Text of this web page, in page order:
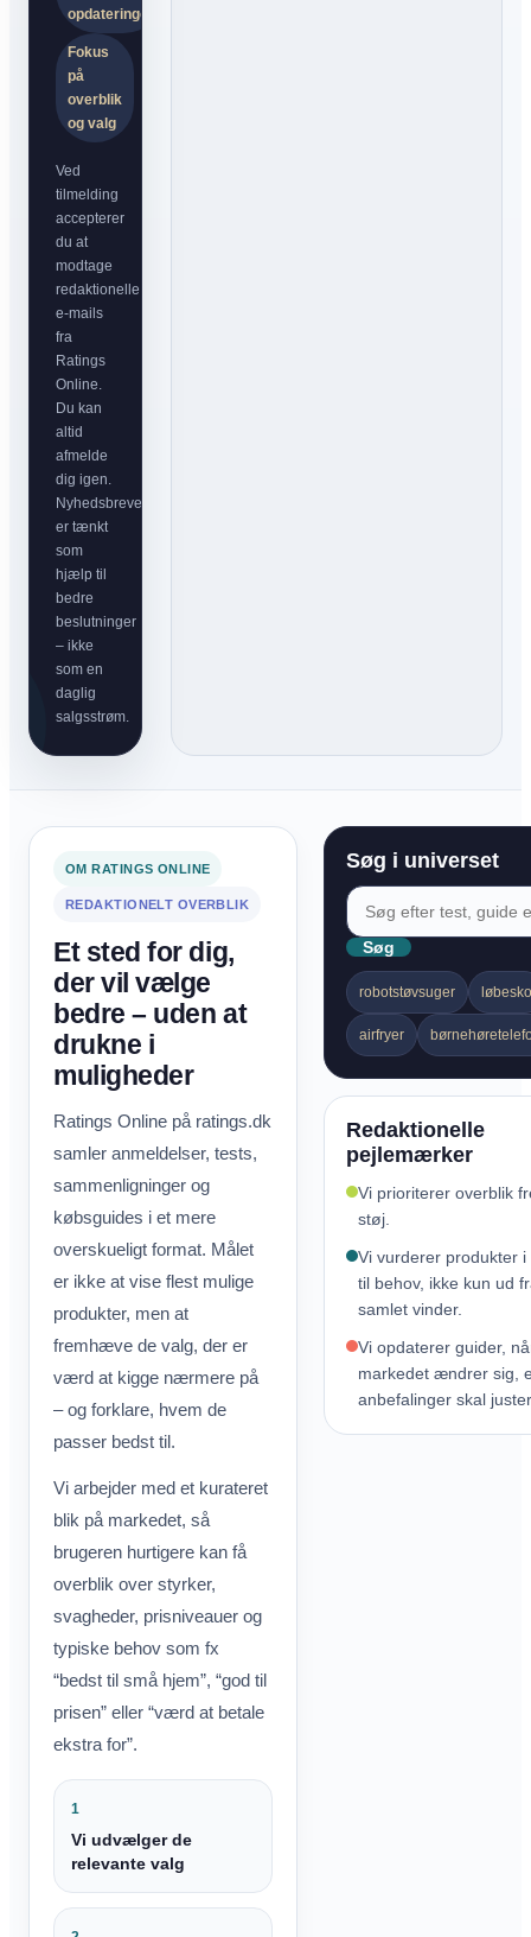
opdateringer
Fokus
på
overblik
og valg
Ved
tilmelding
accepterer
du at
modtage
redaktionelle
e-mails
fra
Ratings
Online.
Du kan
altid
afmelde
dig igen.
Nyhedsbrevet
er tænkt
som
hjælp til
bedre
beslutninger
– ikke
som en
daglig
salgsstrøm.
OM RATINGS ONLINE
REDAKTIONELT OVERBLIK
Et sted for dig,
der vil vælge
bedre – uden at
drukne i
muligheder
Ratings Online på ratings.dk
samler anmeldelser, tests,
sammenligninger og
købsguides i et mere
overskueligt format. Målet
er ikke at vise flest mulige
produkter, men at
fremhæve de valg, der er
værd at kigge nærmere på
– og forklare, hvem de
passer bedst til.
Vi arbejder med et kurateret
blik på markedet, så
brugeren hurtigere kan få
overblik over styrker,
svagheder, prisniveauer og
typiske behov som fx
“bedst til små hjem”, “god til
prisen” eller “værd at betale
ekstra for”.
1
Vi udvælger de
relevante valg
Søg i universet
Søg
robotstøvsuger løbesko
airfryer
Redaktionelle
pejlemærker
Vi prioriterer overblik
støj.
Vi vurderer produkter i
til behov, ikke kun ud
samlet vinder.
Vi opdaterer guider,
markedet ændrer sig,
anbefalinger skal